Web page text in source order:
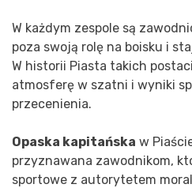
W każdym zespole są
poza swoją rolę na boisku i
W historii Piasta takich
atmosferę w szatni i wyniki
przecenienia.
Opaska kapitańska w
przyznawana zawodnikom,
sportowe z autorytetem